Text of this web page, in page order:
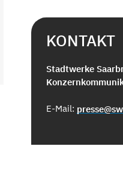
KONTAKT
Stadtwerke
E-Mail: